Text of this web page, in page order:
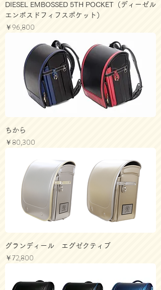
DIESEL EMBOSSED 5TH POCKET（ディーゼル
エンボスドフィフスポケット）
価格
￥96,800
ちから
価格
￥80,300
グランディール エグゼクティブ
価格
￥72,800